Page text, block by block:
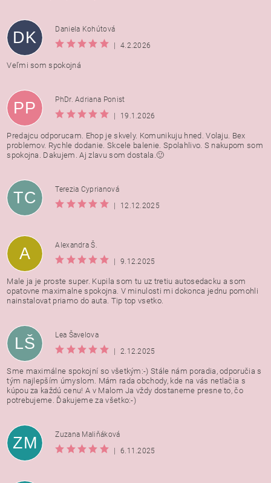
DK
Daniela Kohútová
|
4.2.2026
Veľmi som spokojná
PP
PhDr. Adriana Ponist
|
19.1.2026
Predajcu odporucam. Ehop je skvely. Komunikuju hned. Volaju. Bex
problemov. Rychle dodanie. Skcele balenie. Spolahlivo. S nakupom som
spokojna. Dakujem. Aj zlavu som dostala.🙂
TC
Terezia Cyprianová
|
12.12.2025
A
Alexandra Š.
|
9.12.2025
Male ja je proste super. Kupila som tu uz tretiu autosedacku a som
opatovne maximalne spokojna. V minulosti mi dokonca jednu pomohli
nainstalovat priamo do auta. Tip top vsetko.
LŠ
Lea Šavelova
|
2.12.2025
Sme maximálne spokojní so všetkým:-) Stále nám poradia, odporučia s
tým najlepším úmyslom. Mám rada obchody, kde na vás netlačia s
kúpou za každú cenu! A v Malom Ja vždy dostaneme presne to, čo
potrebujeme. Ďakujeme za všetko:-)
ZM
Zuzana Maliňáková
|
6.11.2025